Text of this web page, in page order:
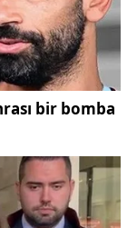
fotoğrafı
çiçek takdim